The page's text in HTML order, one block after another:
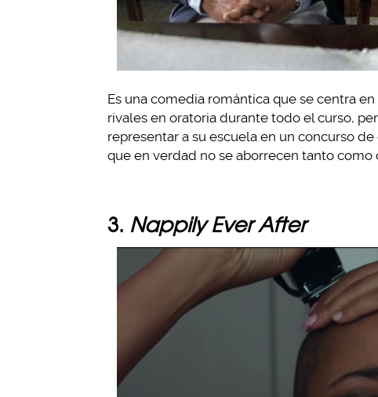
Es una comedia romántica que se centra
rivales en oratoria durante todo el curso,
representar a su escuela en un concurso
que en verdad no se aborrecen tanto como
3. Nappily Ever After